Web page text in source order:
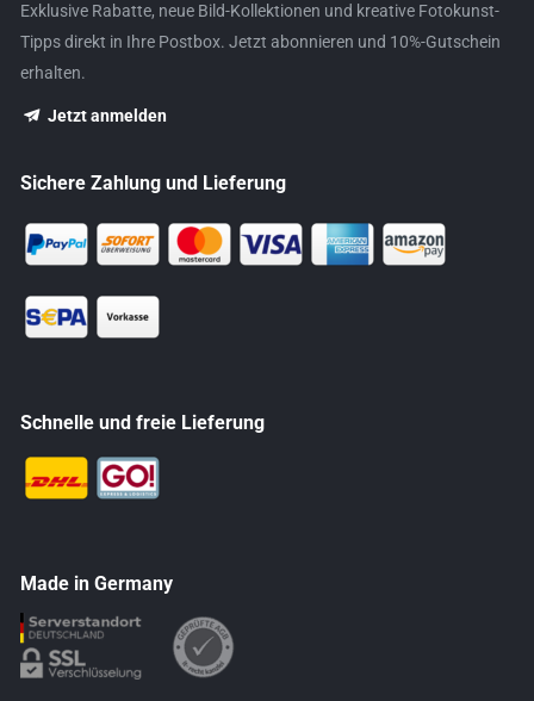
Exklusive Rabatte, neue Bild-Kollektionen und kreative Fotokunst-
Tipps direkt in Ihre Postbox. Jetzt abonnieren und 10%-Gutschein
erhalten.
Jetzt anmelden
Sichere Zahlung und Lieferung
Schnelle und freie Lieferung
Made in Germany